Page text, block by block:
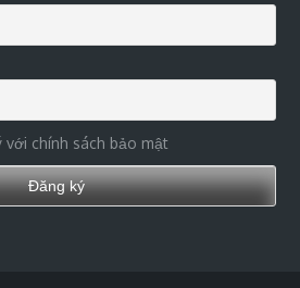
với chính sách bảo mật